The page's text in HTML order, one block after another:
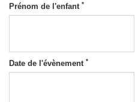
Prénom de l'enfant *
Date de l'évènement *